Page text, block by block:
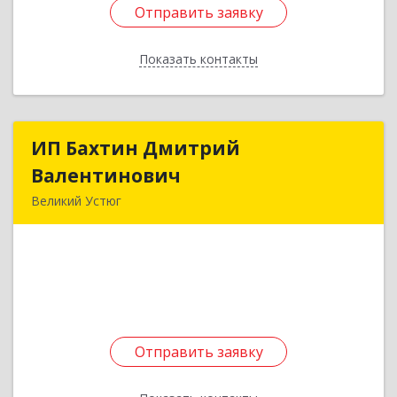
Отправить заявку
Показать контакты
Отправить заявку
Назад
ИП Бахтин Дмитрий
Валентинович
Великий Устюг
Отправить заявку
ИП Бахтин Дмитрий
Отправить заявку